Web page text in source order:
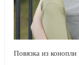
Повязка из конопли